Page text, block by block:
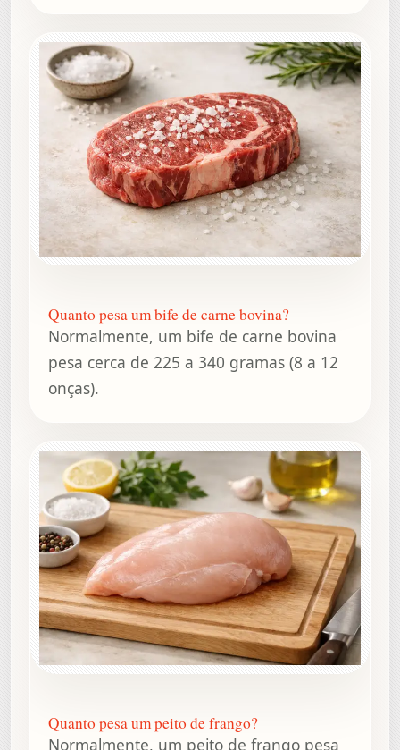
Quanto pesa um bife de carne bovina?
Normalmente, um bife de carne bovina
pesa cerca de 225 a 340 gramas (8 a 12
onças).
Quanto pesa um peito de frango?
Normalmente, um peito de frango pesa